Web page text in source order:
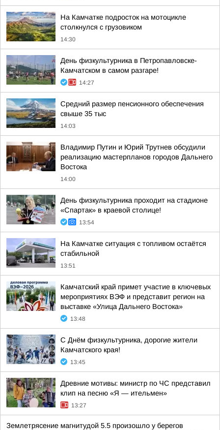
На Камчатке подросток на мотоцикле
столкнулся с грузовиком
14:30
День физкультурника в Петропавловске-
Камчатском в самом разгаре!
14:27
Средний размер пенсионного обеспечения
свыше 35 тыс
14:03
Владимир Путин и Юрий Трутнев обсудили
реализацию мастерпланов городов Дальнего
Востока
14:00
День физкультурника проходит на стадионе
«Спартак» в краевой столице!
13:54
На Камчатке ситуация с топливом остаётся
стабильной
13:51
Камчатский край примет участие в ключевых
мероприятиях ВЭФ и представит регион на
выставке «Улица Дальнего Востока»
13:48
С Днём физкультурника, дорогие жители
Камчатского края!
13:45
Древние мотивы: министр по ЧС представил
клип на песню «Я — ительмен»
13:27
Землетрясение магнитудой 5.5 произошло у берегов